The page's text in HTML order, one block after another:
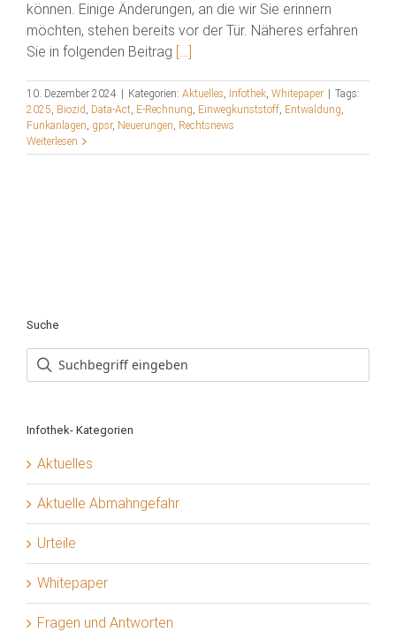
können. Einige Änderungen, an die wir Sie erinnern
möchten, stehen bereits vor der Tür. Näheres erfahren
Sie in folgenden Beitrag […]
10. Dezember 2024 Kategorien: Aktuelles, Infothek, Whitepaper
Tags:
2025, Biozid, Data-Act, E-Rechnung, Einwegkunststoff, Entwaldung,
Funkanlagen, gpsr, Neuerungen, Rechtsnews
Weiterlesen
Suche
Infothek- Kategorien
Aktuelles
Aktuelle Abmahngefahr
Urteile
Whitepaper
Fragen und Antworten